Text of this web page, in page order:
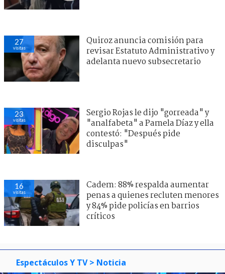
27
visitas
Quiroz anuncia comisión para
revisar Estatuto Administrativo y
adelanta nuevo subsecretario
23
visitas
Sergio Rojas le dijo "gorreada" y
"analfabeta" a Pamela Díaz y ella
contestó: "Después pide
disculpas"
16
visitas
Cadem: 88% respalda aumentar
penas a quienes recluten menores
y 84% pide policías en barrios
críticos
Espectáculos Y TV > Noticia